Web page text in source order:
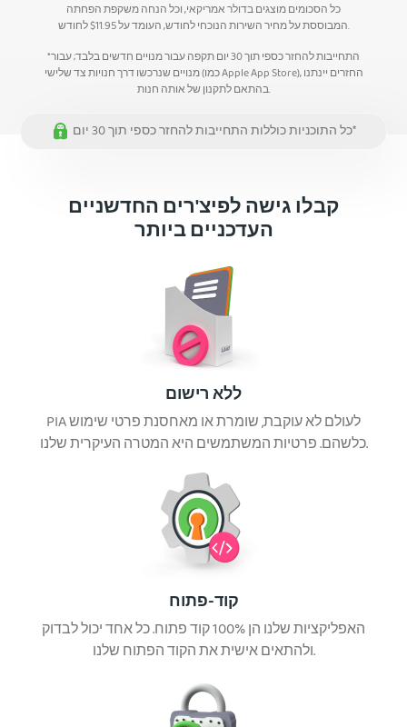
כל הסכומים מוצגים בדולר אמריקאי, וכל הנחה משקפת הפחתה
המבוססת על מחיר השירות הנוכחי לחודש, העומד על
$11.95
לחודש.
*התחייבות להחזר כספי תוך 30 יום תקפה עבור מנויים חדשים בלבד; עבור
מנויים שנרכשו דרך חנויות צד שלישי (כמו Apple App Store), החזרים יינתנו
בהתאם לתקנון של אותה חנות.
כל התוכניות כוללות התחייבות להחזר כספי תוך 30 יום*
קבלו גישה לפיצ'רים החדשניים
העדכניים ביותר
ללא רישום
PIA לעולם לא עוקבת, שומרת או מאחסנת פרטי שימוש
כלשהם. פרטיות המשתמשים היא המטרה העיקרית שלנו.
קוד-פתוח
האפליקציות שלנו הן 100% קוד פתוח. כל אחד יכול לבדוק
ולהתאים אישית את הקוד הפתוח שלנו.